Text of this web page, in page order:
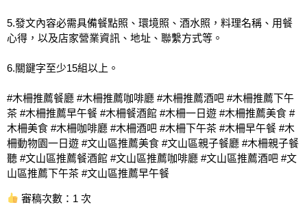
5.發文內容必需具備餐點照、環境照、酒水照，料理名稱、用餐
心得，以及店家營業資訊、地址、聯繫方式等。
6.關鍵字至少15組以上。
#木柵推薦餐廳 #木柵推薦咖啡廳 #木柵推薦酒吧 #木柵推薦下午
茶 #木柵推薦早午餐 #木柵餐酒館 #木柵一日遊 #木柵推薦美食 #
木柵美食 #木柵咖啡廳 #木柵酒吧 #木柵下午茶 #木柵早午餐 #木
柵動物園一日遊 #文山區推薦美食 #文山區親子餐廳 #木柵親子餐
聽 #文山區推薦餐酒館 #文山區推薦咖啡廳 #文山區推薦酒吧 #文
山區推薦下午茶 #文山區推薦早午餐
審稿次數：1 次